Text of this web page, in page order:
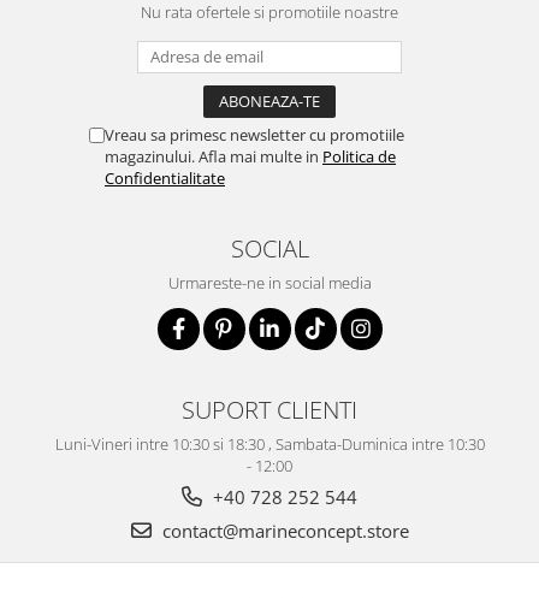
Nu rata ofertele si promotiile noastre
Vreau sa primesc newsletter cu promotiile
magazinului. Afla mai multe in Politica de
Confidentialitate
SOCIAL
Urmareste-ne in social media
SUPORT CLIENTI
Luni-Vineri intre 10:30 si 18:30 , Sambata-Duminica intre 10:30
- 12:00
+40 728 252 544
contact@marineconcept.store